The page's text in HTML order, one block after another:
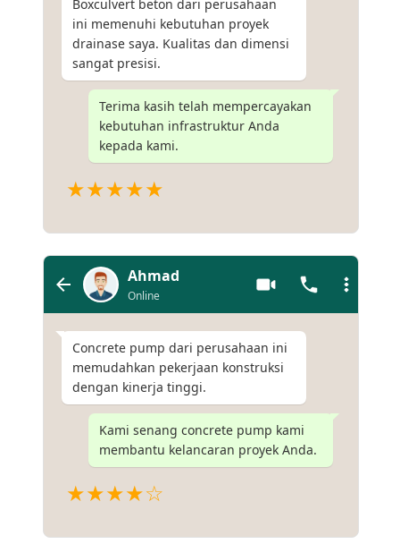
Boxculvert beton dari perusahaan
ini memenuhi kebutuhan proyek
drainase saya. Kualitas dan dimensi
sangat presisi.
Terima kasih telah mempercayakan
kebutuhan infrastruktur Anda
kepada kami.
★★★★★
Ahmad
Online
Concrete pump dari perusahaan ini
memudahkan pekerjaan konstruksi
dengan kinerja tinggi.
Kami senang concrete pump kami
membantu kelancaran proyek Anda.
★★★★☆